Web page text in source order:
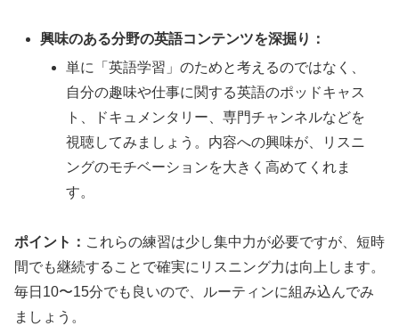
興味のある分野の英語コンテンツを深掘り：
単に「英語学習」のためと考えるのではなく、
自分の趣味や仕事に関する英語のポッドキャス
ト、ドキュメンタリー、専門チャンネルなどを
視聴してみましょう。内容への興味が、リスニ
ングのモチベーションを大きく高めてくれま
す。
ポイント： これらの練習は少し集中力が必要ですが、短時
間でも継続することで確実にリスニング力は向上します。
毎日10〜15分でも良いので、ルーティンに組み込んでみ
ましょう。